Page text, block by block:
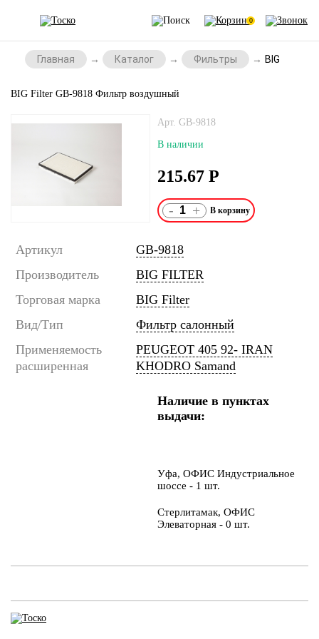
0
Главная Каталог Фильтры BIG Filter
BIG Filter GB-9818 Фильтр воздушный
Арт. GB-9818
В наличии
215.67 Р
- +
Артикул
GB-9818
Производитель
BIG FILTER
Торговая марка
BIG Filter
Вид/Тип
Фильтр салонный
Применяемость
расширенная
PEUGEOT 405 92- IRAN
KHODRO Samand
Наличие в пунктах
выдачи:
Уфа, ОФИС Индустриальное
шоссе - 1 шт.
Стерлитамак, ОФИС
Элеваторная - 0 шт.